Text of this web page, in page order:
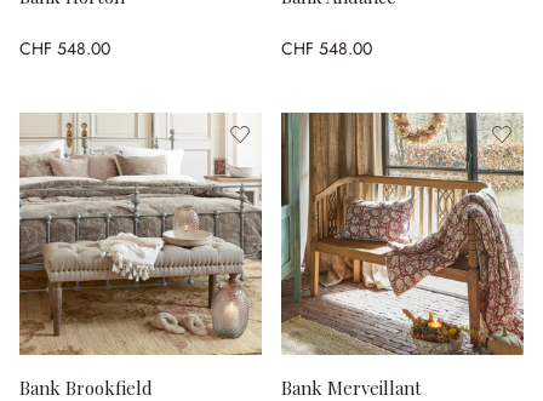
CHF 548.00 CHF 548.00
Bank Brookfield Bank Merveillant